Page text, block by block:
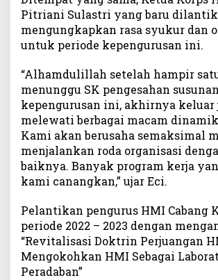
Pitriani Sulastri yang baru dilantik
mengungkapkan rasa syukur dan
untuk periode kepengurusan ini.
“Alhamdulillah setelah hampir
menunggu SK pengesahan susunan
kepengurusan ini, akhirnya keluar
melewati berbagai macam
Kami akan berusaha semaksimal
menjalankan roda organisasi
baiknya. Banyak program kerja
kami canangkan,” ujar Eci.
Pelantikan pengurus HMI Cabang
periode 2022 – 2023 dengan
“Revitalisasi Doktrin Perjuangan
Mengokohkan HMI Sebagai
Peradaban”